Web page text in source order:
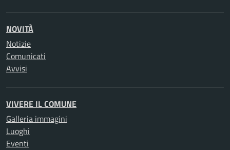
NOVITÀ
Notizie
Comunicati
Avvisi
VIVERE IL COMUNE
Galleria immagini
Luoghi
Eventi